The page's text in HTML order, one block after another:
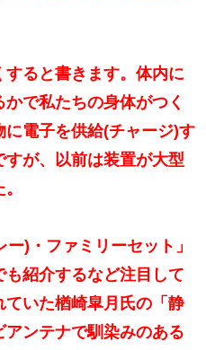
すると書きます。体内に
で私たちの身体がつく
に電子を供給(チャージ)す
が、以前は装置が大型
ー)・ファミリーセット」
紹介するなど注目して
いた楢崎皐月氏の「静
ンテナで馴染みのある